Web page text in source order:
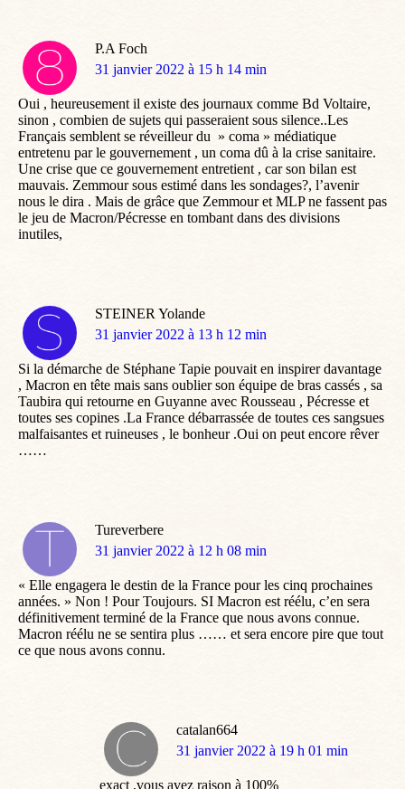
P.A Foch
dit
31 janvier 2022 à 15 h 14 min
Oui , heureusement il existe des journaux comme Bd Voltaire,
sinon , combien de sujets qui passeraient sous silence..Les
Français semblent se réveilleur du » coma » médiatique
entretenu par le gouvernement , un coma dû à la crise sanitaire.
Une crise que ce gouvernement entretient , car son bilan est
mauvais. Zemmour sous estimé dans les sondages?, l’avenir
nous le dira . Mais de grâce que Zemmour et MLP ne fassent pas
le jeu de Macron/Pécresse en tombant dans des divisions
inutiles,
STEINER Yolande
dit
31 janvier 2022 à 13 h 12 min
Si la démarche de Stéphane Tapie pouvait en inspirer davantage
, Macron en tête mais sans oublier son équipe de bras cassés , sa
Taubira qui retourne en Guyanne avec Rousseau , Pécresse et
toutes ses copines .La France débarrassée de toutes ces sangsues
malfaisantes et ruineuses , le bonheur .Oui on peut encore rêver
……
Tureverbere
dit
31 janvier 2022 à 12 h 08 min
« Elle engagera le destin de la France pour les cinq prochaines
années. » Non ! Pour Toujours. SI Macron est réélu, c’en sera
définitivement terminé de la France que nous avons connue.
Macron réélu ne se sentira plus …… et sera encore pire que tout
ce que nous avons connu.
catalan664
dit
31 janvier 2022 à 19 h 01 min
exact ,vous avez raison à 100%